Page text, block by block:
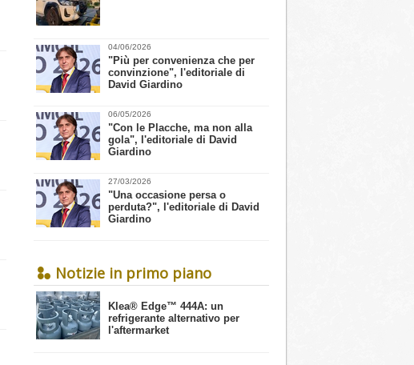
04/06/2026
"Più per convenienza che per
convinzione", l'editoriale di
David Giardino
06/05/2026
"Con le Placche, ma non alla
gola", l'editoriale di David
Giardino
27/03/2026
"Una occasione persa o
perduta?", l'editoriale di David
Giardino
Notizie in primo piano
​Klea® Edge™ 444A: un
refrigerante alternativo per
l'aftermarket